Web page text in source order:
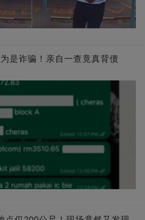
是诈骗！亲自一查竟真背债